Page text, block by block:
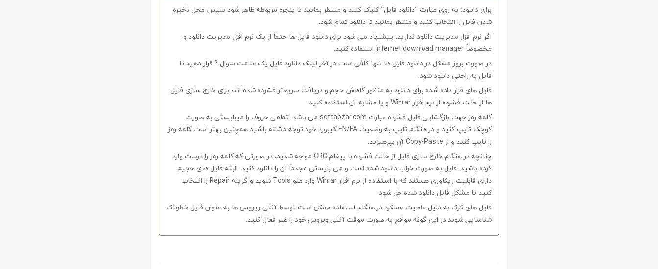
برای دانلود، به روی عبارت “دانلود فایل” کلیک کنید و منتظر بمانید تا پنجره مربوطه ظاهر شود سپس محل ذخیره
شدن فایل را انتخاب کنید و منتظر بمانید تا دانلود تمام شود.
اگر نرم افزار مدیریت دانلود ندارید، پیشنهاد می شود برای دانلود فایل ها حتماً از یک نرم افزار مدیریت دانلود و
مخصوصاً internet download manager استفاده کنید.
در صورت بروز مشکل در دانلود فایل ها تنها کافی است در آخر لینک دانلود فایل یک علامت سوال ? قرار دهید تا
فایل به راحتی دانلود شود.
فایل های قرار داده شده برای دانلود به منظور کاهش حجم و دریافت سریعتر فشرده شده اند، برای خارج سازی فایل
ها از حالت فشرده از نرم افزار Winrar و یا مشابه آن استفاده کنید.
کلمه رمز جهت بازگشایی فایل فشرده عبارت softabzar.com می باشد. تمامی حروف را میبایستی به صورت
کوچک تایپ کنید و در هنگام تایپ به وضعیت EN/FA کیبورد خود توجه داشته باشید همچنین بهتر است کلمه رمز
را تایپ کنید و از Copy-Paste آن بپرهیزید.
چنانچه در هنگام خارج سازی فایل از حالت فشرده با پیغام CRC مواجه شدید، در صورتی که کلمه رمز را درست وارد
کرده باشید. فایل به صورت خراب دانلود شده است و می بایستی مجدداً آن را دانلود کنید. البته فایل های حجیم
دارای قابلیت ریکاوری هستند که با استفاده از نرم افزار Winrar وارد منو Tools شوید و گزینه Repair را انتخاب
کنید تا مشکل فایل دانلود شده حل شود.
فایل های کرک به دلیل ماهیت عملکرد در هنگام استفاده ممکن است توسط آنتی ویروس ها به عنوان فایل خطرناک
شناسایی شوند در این گونه مواقع به صورت موقت آنتی ویروس خود را غیر فعال کنید.